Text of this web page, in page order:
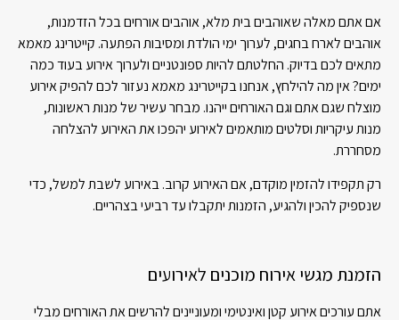
אם אתם מאלה שאוהבים בית מלא, אוהבים אורחים בכל הזדמנות,
אוהבים לארח בחגים, לערוך ימי הולדת ומסיבות הפתעה. קייטרינג מאמא
מתאים לכם בדיוק. החלטתם להיות ספונטניים ולערוך אירוע בעוד כמה
ימים? אין מה להילחץ, אנחנו בקייטרינג מאמא נעזור לכם להפיק אירוע
מוצלח שגם אתם וגם האורחים ייהנו. מבחר עשיר של מנות ראשונות,
מנות עיקריות וסלטים מותאמים לאירוע יהפכו את האירוע להצלחה
מסחררת.
רק תקפידו להזמין מוקדם, אם האירוע קרוב. באירוע לשבת למשל, כדי
שנספיק להכין ולהגיע, הזמנות יתקבלו עד רביעי בצהריים.
הזמנת מגשי אירוח מוכנים לאירועים
אתם עורכים אירוע קטן ואינטימי ומעוניינים להרשים את האורחים מבלי